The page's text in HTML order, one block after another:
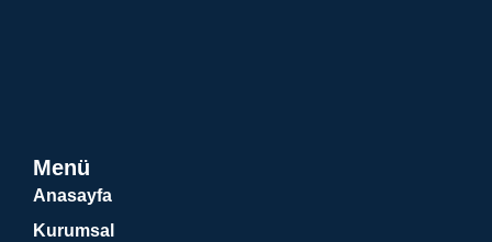
Menü
Anasayfa
Kurumsal